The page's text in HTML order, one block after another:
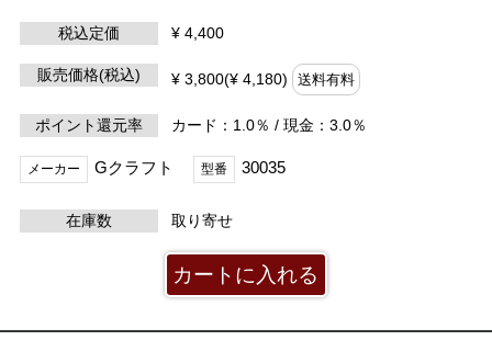
税込定価 ¥ 4,400
販売価格(税込) ¥ 3,800(¥ 4,180) 送料有料
ポイント還元率 カード：1.0％ / 現金：3.0％
メーカー Gクラフト 型番 30035
在庫数 取り寄せ